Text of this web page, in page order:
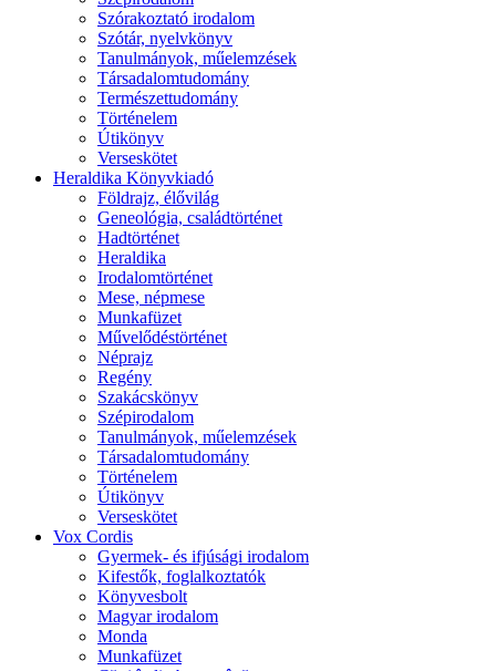
Szórakoztató irodalom
Szótár, nyelvkönyv
Tanulmányok, műelemzések
Társadalomtudomány
Természettudomány
Történelem
Útikönyv
Verseskötet
Heraldika Könyvkiadó
Földrajz, élővilág
Geneológia, családtörténet
Hadtörténet
Heraldika
Irodalomtörténet
Mese, népmese
Munkafüzet
Művelődéstörténet
Néprajz
Regény
Szakácskönyv
Szépirodalom
Tanulmányok, műelemzések
Társadalomtudomány
Történelem
Útikönyv
Verseskötet
Vox Cordis
Gyermek- és ifjúsági irodalom
Kifestők, foglalkoztatók
Könyvesbolt
Magyar irodalom
Monda
Munkafüzet